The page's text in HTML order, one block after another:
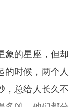
象的星座，但却
的时候，两个人
，总给人长久不